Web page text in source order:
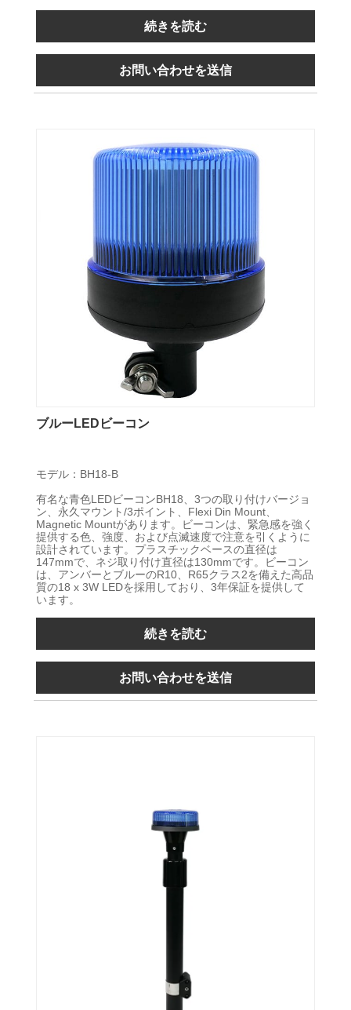
続きを読む
お問い合わせを送信
ブルーLEDビーコン
モデル：BH18-B
有名な青色LEDビーコンBH18、3つの取り付けバージョ
ン、永久マウント/3ポイント、Flexi Din Mount、
Magnetic Mountがあります。ビーコンは、緊急感を強く
提供する色、強度、および点滅速度で注意を引くように
設計されています。プラスチックベースの直径は
147mmで、ネジ取り付け直径は130mmです。ビーコン
は、アンバーとブルーのR10、R65クラス2を備えた高品
質の18 x 3W LEDを採用しており、3年保証を提供して
います。
続きを読む
お問い合わせを送信